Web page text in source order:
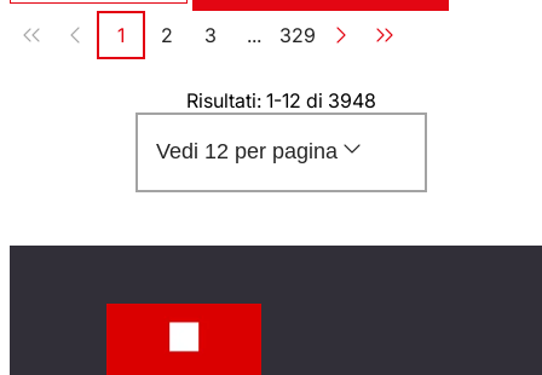
Paginazione
Pagina
1 Pagina
2 Pagina
3 ... Pagina
329
Risultati: 1-12 di 3948
Vedi 12 per pagina